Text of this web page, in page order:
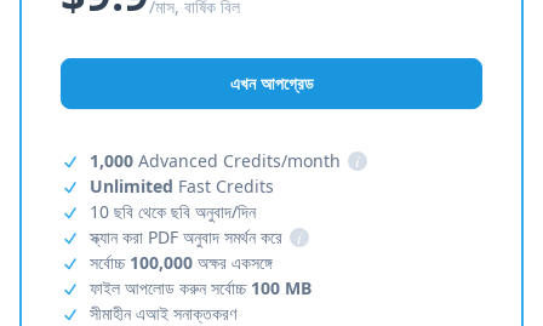
/মাস, বার্ষিক বিল
এখন আপগ্রেড
1,000 Advanced Credits/month
i
Unlimited Fast Credits
10 ছবি থেকে ছবি অনুবাদ/দিন
স্ক্যান করা PDF অনুবাদ সমর্থন করে
i
সর্বোচ্চ 100,000 অক্ষর একসঙ্গে
ফাইল আপলোড করুন সর্বোচ্চ 100 MB
সীমাহীন এআই সনাক্তকরণ